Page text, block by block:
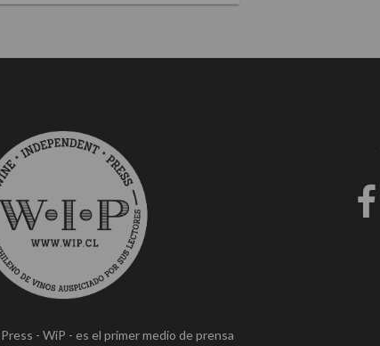
- WiP - es el primer medio de prensa